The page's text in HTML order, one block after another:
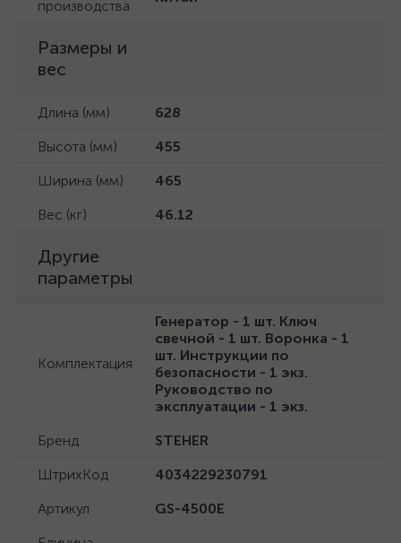
производства
Размеры и
вес
Длина (мм)
628
Высота (мм)
455
Ширина (мм)
465
Вес (кг)
46.12
Другие
параметры
Комплектация
Генератор - 1 шт. Ключ
свечной - 1 шт. Воронка - 1
шт. Инструкции по
безопасности - 1 экз.
Руководство по
эксплуатации - 1 экз.
Бренд
STEHER
ШтрихКод
4034229230791
Артикул
GS-4500Е